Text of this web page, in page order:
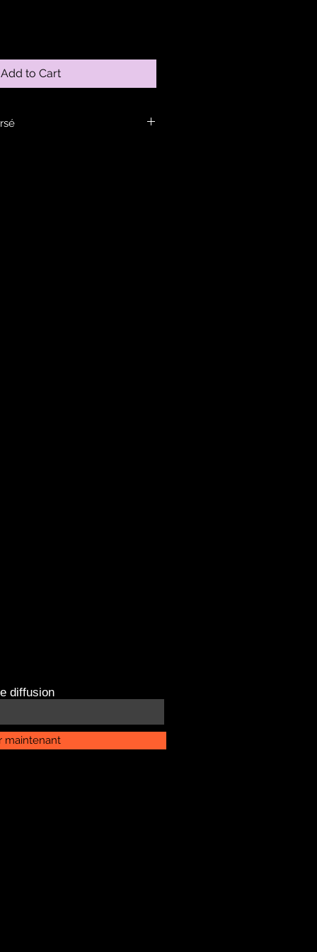
Add to Cart
diffusion
maintenant